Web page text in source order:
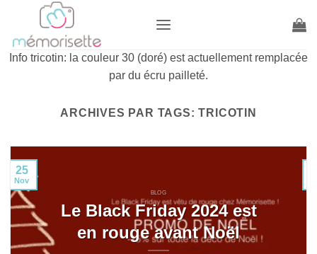
contenu
Info tricotin: la couleur 30 (doré) est actuellement remplacée
par du écru pailleté.
ARCHIVES PAR TAGS:TRICOTIN
BLOG
Le Black Friday 2024 est
en rouge avant Noël
25
Nov